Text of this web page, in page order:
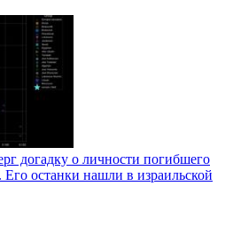
догадку о личности погибшего
Его останки нашли в израильской